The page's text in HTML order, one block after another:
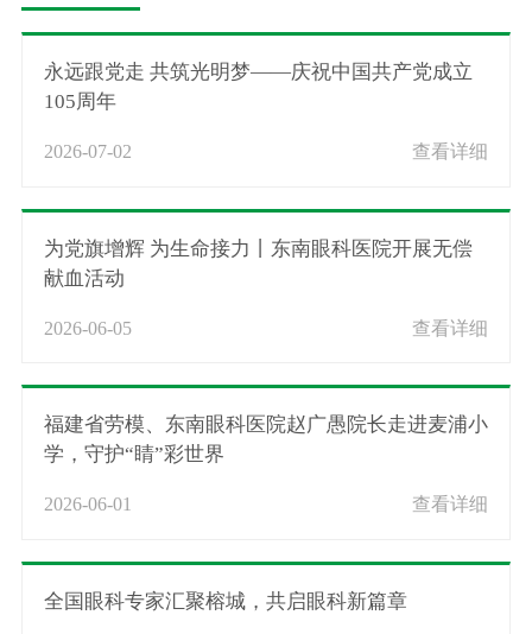
永远跟党走 共筑光明梦——庆祝中国共产党成立
105周年
2026-07-02 查看详细
为党旗增辉 为生命接力丨东南眼科医院开展无偿
献血活动
2026-06-05 查看详细
福建省劳模、东南眼科医院赵广愚院长走进麦浦小
学，守护“睛”彩世界
2026-06-01 查看详细
全国眼科专家汇聚榕城，共启眼科新篇章